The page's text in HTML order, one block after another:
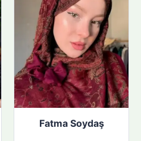
Fatma Soydaş